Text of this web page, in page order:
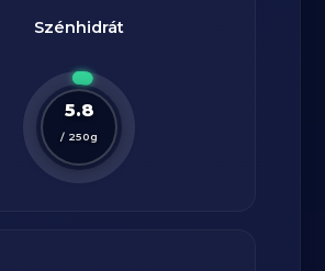
Szénhidrát
5.8
/ 250g